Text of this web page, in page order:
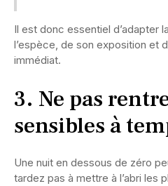
Il est donc essentiel d’adapter
l’espèce, de son exposition et
immédiat.
3. Ne pas
sensibles à
Une nuit en dessous de zéro
tardez pas à mettre à l’abri les